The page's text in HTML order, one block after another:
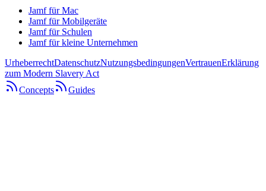
Jamf für Mac
Jamf für Mobilgeräte
Jamf für Schulen
Jamf für kleine Unternehmen
UrheberrechtDatenschutzNutzungsbedingungenVertrauenErklärung
zum Modern Slavery Act
Concepts
Guides